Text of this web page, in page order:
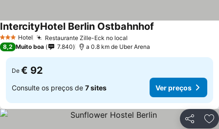
3 EstrelasHotel Restaurante Zille-Eck no local
IntercityHotel Berlin Ostbahnhof
8,2 Muito boa 7.840 a 0.8 km de Uber Arena
De € 92
Consulte os preços de 7 sites Ver preços
Partilhar